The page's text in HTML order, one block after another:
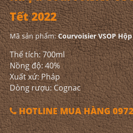
Tết 2022
Mã sản phẩm:Courvoisier VSOP
Thể tích: 700ml
Nồng độ: 40%
Xuất xứ: Pháp
Dòng rượu: Cognac
HOTLINE MUA HÀNG